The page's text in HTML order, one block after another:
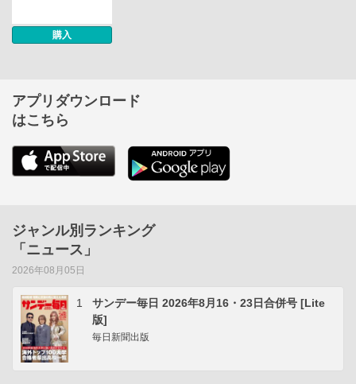
購入
アプリダウンロード
はこちら
ジャンル別ランキング
「ニュース」
2026年08月05日
1
サンデー毎日 2026年8月16・23日合併号 [Lite
版]
毎日新聞出版